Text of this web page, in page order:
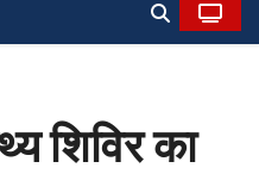
शिविर का